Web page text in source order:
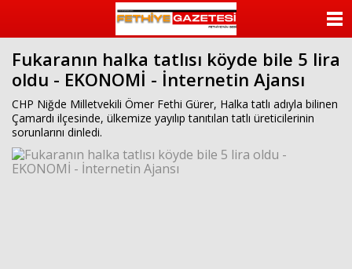
beylikdüzü
escort
bayan
beylikdüzü
escort
bayan
escort
beylikdüzü
beylikdüzü
escort
Fukaranın halka tatlısı köyde bile 5 lira
oldu - EKONOMİ - İnternetin Ajansı
CHP Niğde Milletvekili Ömer Fethi Gürer, Halka tatlı adıyla bilinen
Çamardı ilçesinde, ülkemize yayılıp tanıtılan tatlı üreticilerinin
sorunlarını dinledi.
KATEGORİLER